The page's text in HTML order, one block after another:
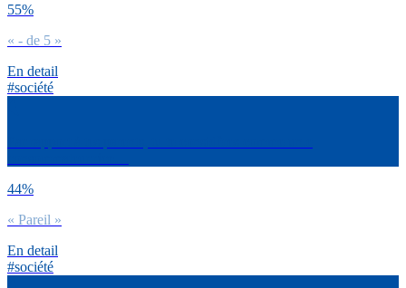
55%
« - de 5 »
En detail
#société
44%
« Pareil »
En detail
#société